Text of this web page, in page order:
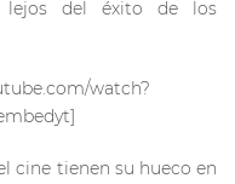
lejos del éxito de los
watch?
cine tienen su hueco en